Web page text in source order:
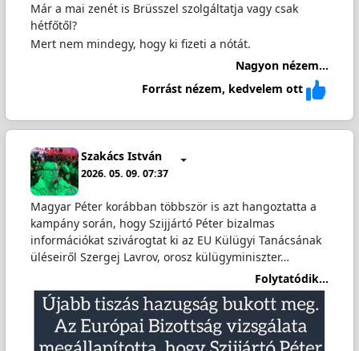
Már a mai zenét is Brüsszel szolgáltatja vagy csak
hétfőtől?
Mert nem mindegy, hogy ki fizeti a nótát.
Nagyon nézem...
Forrást nézem, kedvelem ott
Szakács István
2026. 05. 09. 07:37
Magyar Péter korábban többször is azt hangoztatta a
kampány során, hogy Szijjártó Péter bizalmas
információkat szivárogtat ki az EU Külügyi Tanácsának
üléseiről Szergej Lavrov, orosz külügyminiszter…
Folytatódik...